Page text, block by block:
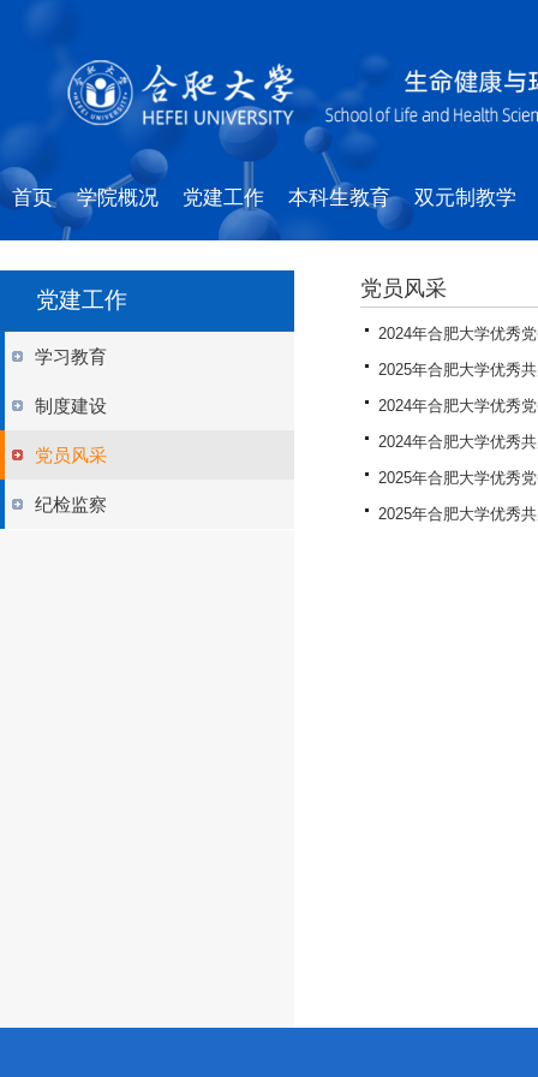
首页 学院概况 党建工作 本科生教育 双元制教学
党建工作
学习教育
制度建设
党员风采
纪检监察
党员风采
2024年合肥大学优秀
2025年合肥大学优秀
2024年合肥大学优秀
2024年合肥大学优秀
2025年合肥大学优秀
2025年合肥大学优秀